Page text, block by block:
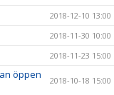
2018-12-10 13:00
2018-11-30 10:00
2018-11-23 15:00
öppen
2018-10-18 15:00